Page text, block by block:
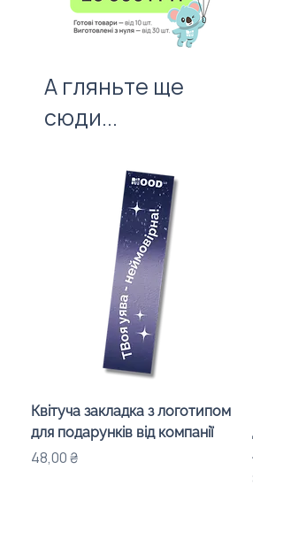
вартості нанесення.
А гляньте ще
сюди...
Квітуча закладка з логотипом
для подарунків від компанії
Ціна
48,00 ₴
для
Ціна